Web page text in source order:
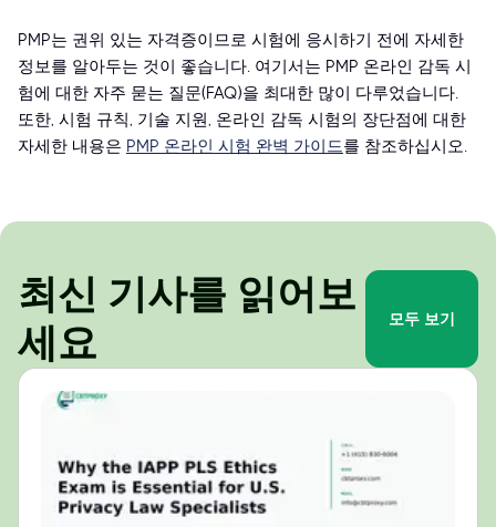
PMP는 권위 있는 자격증이므로 시험에 응시하기 전에 자세한
정보를 알아두는 것이 좋습니다. 여기서는 PMP 온라인 감독 시
험에 대한 자주 묻는 질문(FAQ)을 최대한 많이 다루었습니다.
또한, 시험 규칙, 기술 지원, 온라인 감독 시험의 장단점에 대한
자세한 내용은 PMP 온라인 시험 완벽 가이드를 참조하십시오.
최신 기사를 읽어보
세요
모두 보기